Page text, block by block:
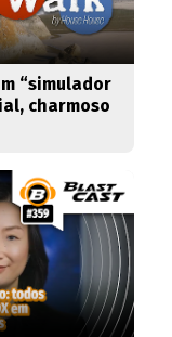
“simulador
charmoso